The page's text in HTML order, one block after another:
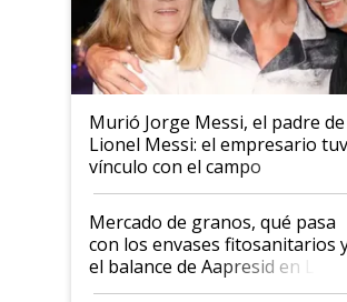
Murió Jorge Messi, el padre de
Lionel Messi: el empresario
vínculo con el campo
Mercado de granos, qué pasa
con los envases fitosanitarios
el balance de Aapresid en La
Posta